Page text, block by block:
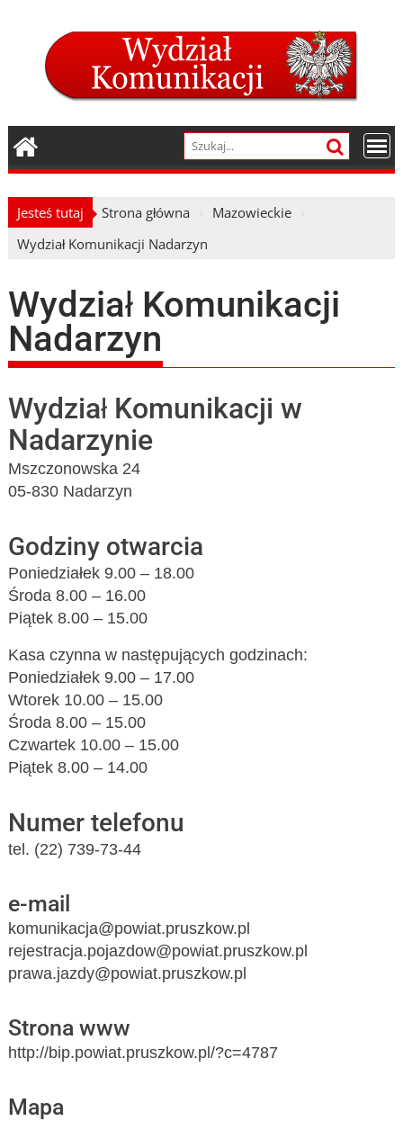
Jesteś tutaj Strona główna
Mazowieckie
Wydział Komunikacji Nadarzyn
Wydział Komunikacji
Nadarzyn
Wydział Komunikacji w
Nadarzynie
Mszczonowska 24
05-830 Nadarzyn
Godziny otwarcia
Poniedziałek 9.00 – 18.00
Środa 8.00 – 16.00
Piątek 8.00 – 15.00
Kasa czynna w następujących godzinach:
Poniedziałek 9.00 – 17.00
Wtorek 10.00 – 15.00
Środa 8.00 – 15.00
Czwartek 10.00 – 15.00
Piątek 8.00 – 14.00
Numer telefonu
tel. (22) 739-73-44
e-mail
komunikacja@powiat.pruszkow.pl
rejestracja.pojazdow@powiat.pruszkow.pl
prawa.jazdy@powiat.pruszkow.pl
Strona www
http://bip.powiat.pruszkow.pl/?c=4787
Mapa